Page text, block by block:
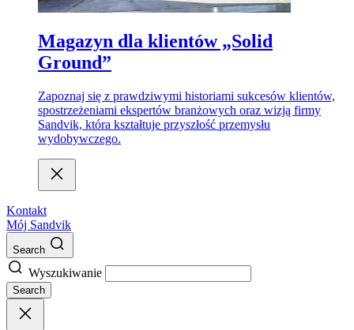
Magazyn dla klientów „Solid
Ground”
Zapoznaj się z prawdziwymi historiami sukcesów klientów,
spostrzeżeniami ekspertów branżowych oraz wizją firmy
Sandvik, która kształtuje przyszłość przemysłu
wydobywczego.
Kontakt
Mój Sandvik
Search
Wyszukiwanie
Search